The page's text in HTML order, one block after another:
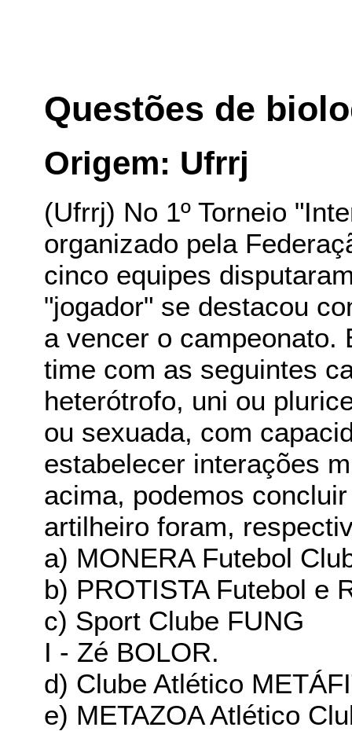
Questões de
Origem: Ufrrj
(Ufrrj) No 1º Torneio
organizado pela
cinco equipes
"jogador" se destacou
a vencer o campeonato.
time com as seguintes
heterótrofo, uni ou
ou sexuada, com
estabelecer interações
acima, podemos
artilheiro foram,
a) MONERA Futebol
b) PROTISTA Futebol e
c) Sport Clube FUNG
I - Zé BOLOR.
d) Clube Atlético
e) METAZOA Atlético